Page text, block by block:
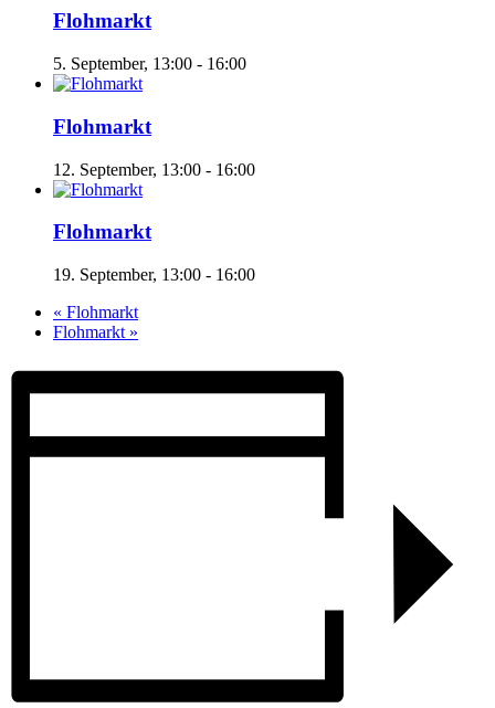
Flohmarkt
5. September, 13:00 - 16:00
Flohmarkt
12. September, 13:00 - 16:00
Flohmarkt
19. September, 13:00 - 16:00
« Flohmarkt
Flohmarkt »